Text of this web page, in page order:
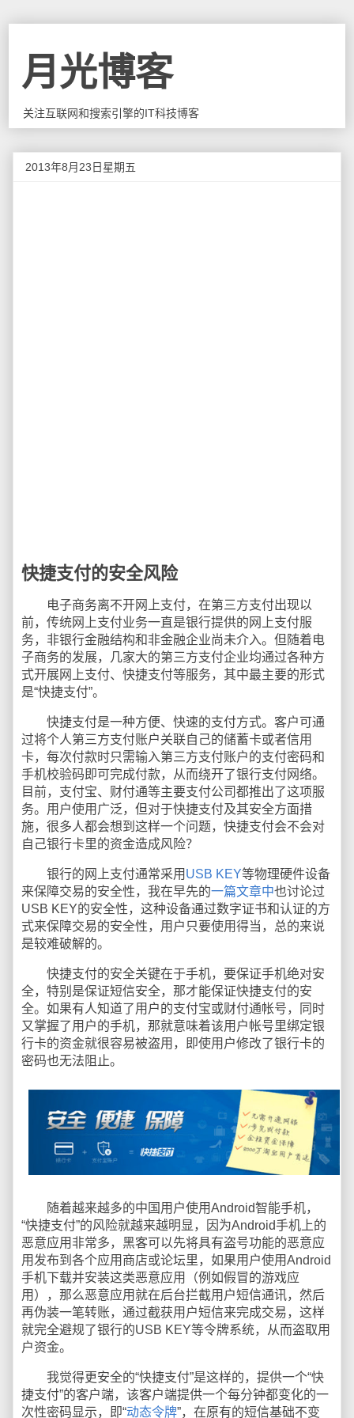
月光博客
关注互联网和搜索引擎的IT科技博客
2013年8月23日星期五
快捷支付的安全风险
电子商务离不开网上支付，在第三方支付出现以
前，传统网上支付业务一直是银行提供的网上支付服
务，非银行金融结构和非金融企业尚未介入。但随着电
子商务的发展，几家大的第三方支付企业均通过各种方
式开展网上支付、快捷支付等服务，其中最主要的形式
是“快捷支付”。
快捷支付是一种方便、快速的支付方式。客户可通
过将个人第三方支付账户关联自己的储蓄卡或者信用
卡，每次付款时只需输入第三方支付账户的支付密码和
手机校验码即可完成付款，从而绕开了银行支付网络。
目前，支付宝、财付通等主要支付公司都推出了这项服
务。用户使用广泛，但对于快捷支付及其安全方面措
施，很多人都会想到这样一个问题，快捷支付会不会对
自己银行卡里的资金造成风险？
银行的网上支付通常采用 USB KEY等物理硬件设备
来保障交易的安全性，我在早先的一篇文章中也讨论过
USB KEY的安全性，这种设备通过数字证书和认证的方
式来保障交易的安全性，用户只要使用得当，总的来说
是较难破解的。
快捷支付的安全关键在于手机，要保证手机绝对安
全，特别是保证短信安全，那才能保证快捷支付的安
全。如果有人知道了用户的支付宝或财付通帐号，同时
又掌握了用户的手机，那就意味着该用户帐号里绑定银
行卡的资金就很容易被盗用，即使用户修改了银行卡的
密码也无法阻止。
随着越来越多的中国用户使用Android智能手机，
“快捷支付”的风险就越来越明显，因为Android手机上的
恶意应用非常多，黑客可以先将具有盗号功能的恶意应
用发布到各个应用商店或论坛里，如果用户使用Android
手机下载并安装这类恶意应用（例如假冒的游戏应
用），那么恶意应用就在后台拦截用户短信通讯，然后
再伪装一笔转账，通过截获用户短信来完成交易，这样
就完全避规了银行的USB KEY等令牌系统，从而盗取用
户资金。
我觉得更安全的“快捷支付”是这样的，提供一个“快
捷支付”的客户端，该客户端提供一个每分钟都变化的一
次性密码显示，即“动态令牌”，在原有的短信基础不变